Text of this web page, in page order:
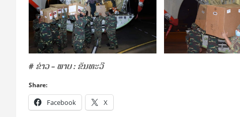
# ຂ່າວ – ພາບ : ຂັນທະວີ
Share:
Facebook X